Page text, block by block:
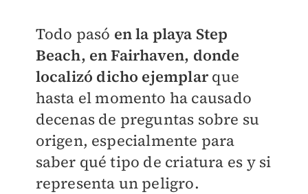
Todo pasó en la playa Step
Beach, en Fairhaven, donde
localizó dicho ejemplarque
hasta el momento ha causado
decenas de preguntas sobre su
origen, especialmente para
saber qué tipo de criatura es y si
representa un peligro.